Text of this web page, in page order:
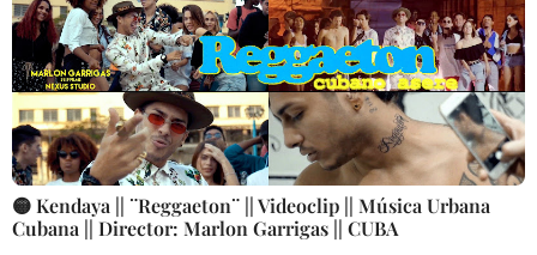
🟡 Kendaya || ¨Reggaeton¨ || Videoclip || Música Urbana
Cubana || Director: Marlon Garrigas || CUBA